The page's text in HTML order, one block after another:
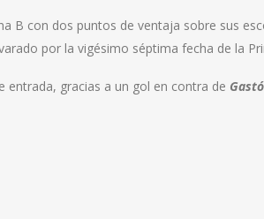
B con dos puntos de ventaja sobre sus
por la vigésimo séptima fecha de la
entrada, gracias a un gol en contra de